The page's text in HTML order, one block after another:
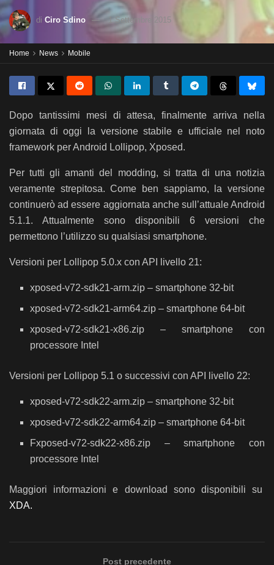
di Ciro Sdino 1 Settembre 2015
Home News Mobile
Dopo tantissimi mesi di attesa, finalmente arriva nella
giornata di oggi la versione stabile e ufficiale nel noto
framework per Android Lollipop, Xposed.
Per tutti gli amanti del modding, si tratta di una notizia
veramente strepitosa. Come ben sappiamo, la versione
continuerò ad essere aggiornata anche sull’attuale Android
5.1.1. Attualmente sono disponibili 6 versioni che
permettono l’utilizzo su qualsiasi smartphone.
Versioni per Lollipop 5.0.x con API livello 21:
xposed-v72-sdk21-arm.zip – smartphone 32-bit
xposed-v72-sdk21-arm64.zip – smartphone 64-bit
xposed-v72-sdk21-x86.zip – smartphone con
processore Intel
Versioni per Lollipop 5.1 o successivi con API livello 22:
xposed-v72-sdk22-arm.zip – smartphone 32-bit
xposed-v72-sdk22-arm64.zip – smartphone 64-bit
Fxposed-v72-sdk22-x86.zip – smartphone con
processore Intel
Maggiori informazioni e download sono disponibili su
XDA.
Post precedente